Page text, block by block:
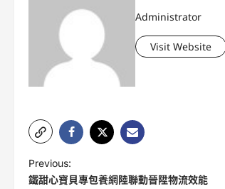
Administrator
Visit Website
P
Previous:
鐵甜心寶貝專包養網陸聯動晉陞物流效能